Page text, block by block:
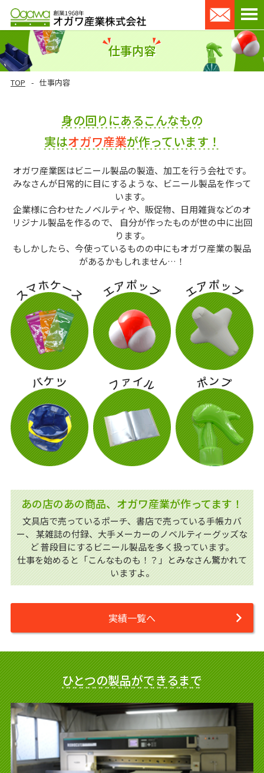
仕事内容
TOP 仕事内容
身の回りにあるこんなもの
実はオガワ産業が作っています！
オガワ産業医はビニール製品の製造、加工を行う会社です。
みなさんが日常的に目にするような、ビニール製品を作って
います。
企業様に合わせたノベルティや、販促物、日用雑貨などのオ
リジナル製品を作るので、
自分が作ったものが世の中に出回
ります。
もしかしたら、今使っているものの中にもオガワ産業の製品
があるかもしれません…！
あの店のあの商品、オガワ産業が作ってます！
文具店で売っているポーチ、書店で売っている手帳カバ
ー、某雑誌の付録、大手メーカーのノベルティーグッズな
ど普段目にするビニール製品を多く扱っています。
仕事を始めると「こんなものも！？」とみなさん驚かれて
いますよ。
実績一覧へ
ひとつの製品ができるまで